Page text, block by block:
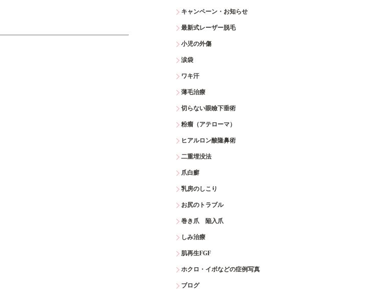
キャンペーン・お知らせ
最新式レーザー脱毛
小児の外傷
涙袋
ワキ汗
薄毛治療
切らない眼瞼下垂術
粉瘤（アテローマ）
ヒアルロン酸隆鼻術
二重埋没法
爪白癬
乳房のしこり
お尻のトラブル
巻き爪 陥入爪
しみ治療
肌再生FGF
ホクロ・イボなどの症例写真
ブログ